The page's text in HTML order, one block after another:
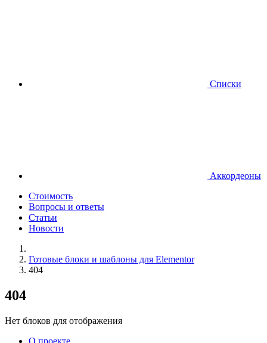
Списки
Аккордеоны
Стоимость
Вопросы и ответы
Статьи
Новости
Готовые блоки и шаблоны для Elementor
404
404
Нет блоков для отображения
О проекте